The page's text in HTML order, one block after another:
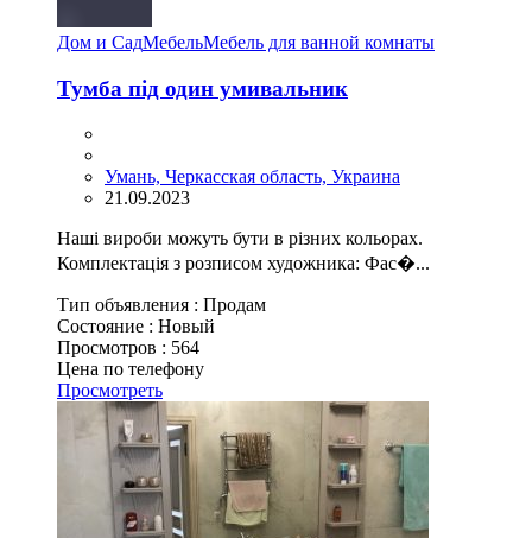
Дом и СадМебельМебель для ванной комнаты
Тумба під один умивальник
Умань, Черкасская область, Украина
21.09.2023
Наші вироби можуть бути в різних кольорах.
Комплектація з розписом художника: Фас�...
Тип объявления : Продам
Состояние : Новый
Просмотров : 564
Цена по телефону
Просмотреть